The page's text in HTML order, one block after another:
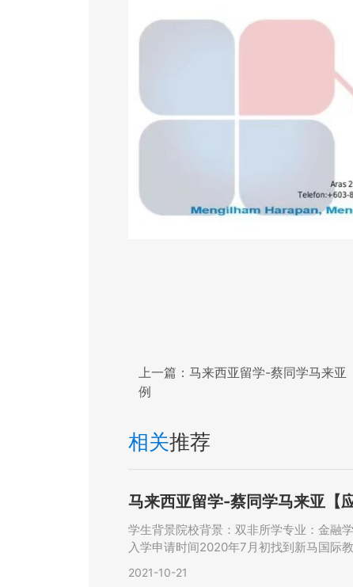
上一篇： 马来西亚留学-蔡同学马来
例
相关推荐
马来西亚留学-蔡同学马来亚【
学生背景院校背景：双非所学专业：金融
入学申请时间2020年7月初找到新马国际
2021-10-21